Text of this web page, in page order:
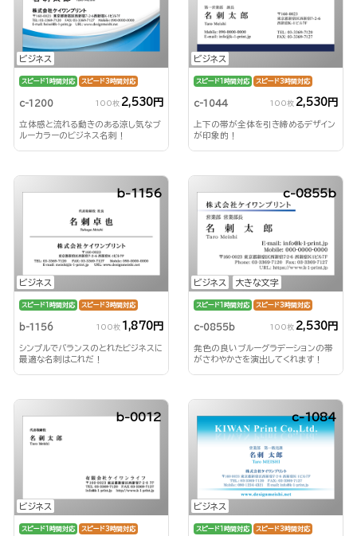
ビジネス
スピード1時間対応 スピード3時間対応
c-1200 100枚 2,530円
立体感と流れる動きのある涼し気なブ
ルーカラーのビジネス名刺！
ビジネス
スピード1時間対応 スピード3時間対応
c-1044 100枚 2,530円
上下の帯が全体を引き締めるデザイン
が印象的！
ビジネス
b-1156
スピード1時間対応 スピード3時間対応
b-1156 100枚 1,870円
シンプルでバランスのとれたビジネスに
最適な名刺はこれだ！
ビジネス 大きな文字
c-0855b
スピード1時間対応 スピード3時間対応
c-0855b 100枚 2,530円
発色の良いブルーグラデーションの帯
がさわやかさを演出してくれます！
ビジネス
b-0012
スピード1時間対応 スピード3時間対応
ビジネス
c-1084
スピード1時間対応 スピード3時間対応